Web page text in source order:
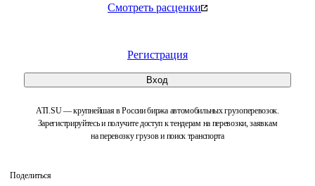
Смотреть расценки
Регистрация
Вход
ATI.SU — крупнейшая в России биржа автомобильных грузоперевозок.
Зарегистрируйтесь и получите доступ к тендерам на перевозки, заявкам
на перевозку грузов и поиск транспорта
Поделиться